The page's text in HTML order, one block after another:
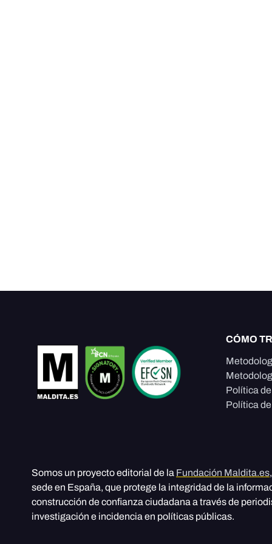
CÓMO
Política
Política
Somos un proyecto editorial de la Fundación Maldita.es
sede en España, que protege la integridad de la
construcción de confianza ciudadana a través de
investigación e incidencia en políticas públicas.